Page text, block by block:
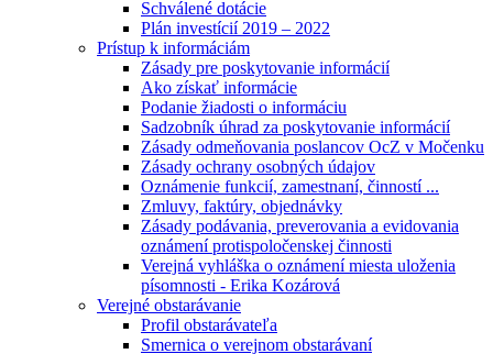
Schválené dotácie
Plán investícií 2019 – 2022
Prístup k informáciám
Zásady pre poskytovanie informácií
Ako získať informácie
Podanie žiadosti o informáciu
Sadzobník úhrad za poskytovanie informácií
Zásady odmeňovania poslancov OcZ v Močenku
Zásady ochrany osobných údajov
Oznámenie funkcií, zamestnaní, činností ...
Zmluvy, faktúry, objednávky
Zásady podávania, preverovania a evidovania
oznámení protispoločenskej činnosti
Verejná vyhláška o oznámení miesta uloženia
písomnosti - Erika Kozárová
Verejné obstarávanie
Profil obstarávateľa
Smernica o verejnom obstarávaní